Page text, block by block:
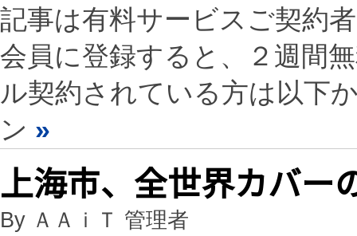
記事は有料サービスご契約
会員に登録すると、２週間
ル契約されている方は以下
ン »
上海市、全世界カバー
By ＡＡｉＴ 管理者